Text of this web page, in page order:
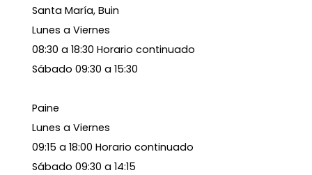
Santa María, Buin
Lunes a Viernes
08:30 a 18:30 Horario continuado
Sábado 09:30 a 15:30
Paine
Lunes a Viernes
09:15 a 18:00 Horario continuado
Sábado 09:30 a 14:15